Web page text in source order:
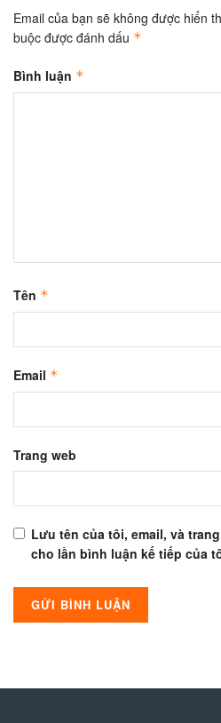
Email của bạn sẽ không được hiển
buộc được đánh dấu *
Bình luận *
Tên *
Email *
Trang web
Lưu tên của tôi, email, và
cho lần bình luận kế tiếp của